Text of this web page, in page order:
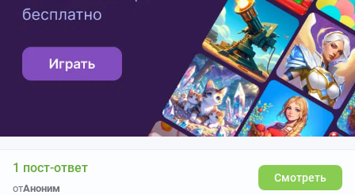
1 пост-ответ
отАноним
Смотреть